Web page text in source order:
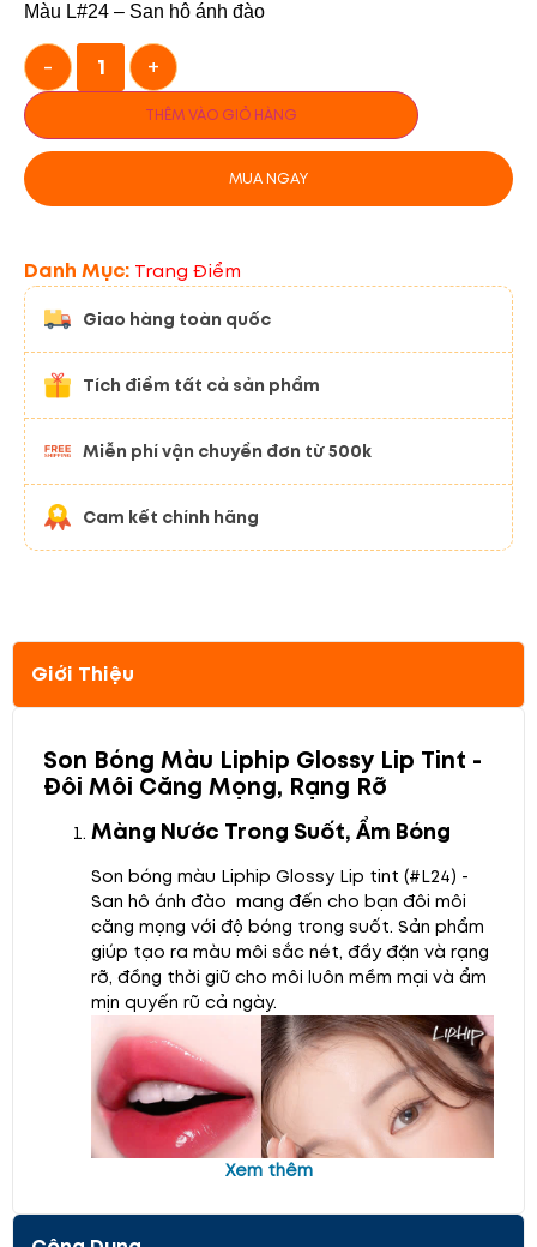
Màu L#24 – San hô ánh đào
- +
THÊM VÀO GIỎ HÀNG
MUA NGAY
Danh Mục: Trang Điểm
Giao hàng toàn quốc
Tích điểm tất cả sản phẩm
Miễn phí vận chuyển đơn từ 500k
Cam kết chính hãng
Giới Thiệu
Son Bóng Màu Liphip Glossy Lip Tint -
Đôi Môi Căng Mọng, Rạng Rỡ
Màng Nước Trong Suốt, Ẩm Bóng
Son bóng màu Liphip Glossy Lip tint (#L24) -
San hô ánh đào mang đến cho bạn đôi môi
căng mọng với độ bóng trong suốt. Sản phẩm
giúp tạo ra màu môi sắc nét, đầy đặn và rạng
rỡ, đồng thời giữ cho môi luôn mềm mại và ẩm
mịn quyến rũ cả ngày.
Xem thêm